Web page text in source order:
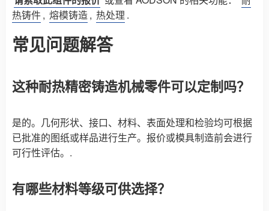
热铸件, 熔模铸造, 热处理 .
常见问题解答
这种耐热精密铸造机械零件可以定制吗？
是的。几何形状、接口、材料、表面处理和检验均可根据
已批准的图纸或样品进行生产。报价或模具制造前会进行
可行性评估。.
有哪些材料等级可供选择？